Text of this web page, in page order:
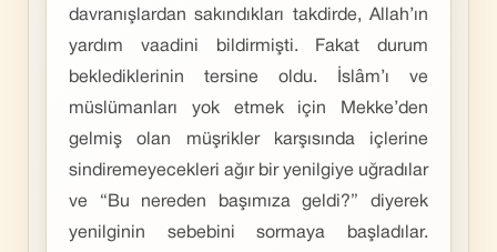
davranışlardan sakındıkları takdirde, Allah’ın
yardım vaadini bildirmişti. Fakat durum
beklediklerinin tersine oldu. İslâm’ı ve
müslümanları yok etmek için Mekke’den
gelmiş olan müşrikler karşısında içlerine
sindiremeyecekleri ağır bir yenilgiye uğradılar
ve “Bu nereden başımıza geldi?” diyerek
yenilginin sebebini sormaya başladılar.